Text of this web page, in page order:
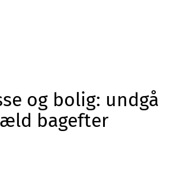
og bolig: undgå
bagefter